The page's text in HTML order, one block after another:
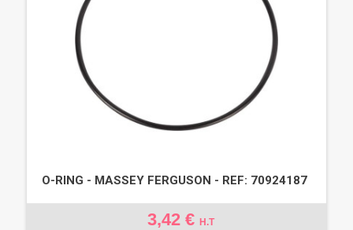
O-RING - MASSEY FERGUSON - REF: 70924187
3,42 € H.T